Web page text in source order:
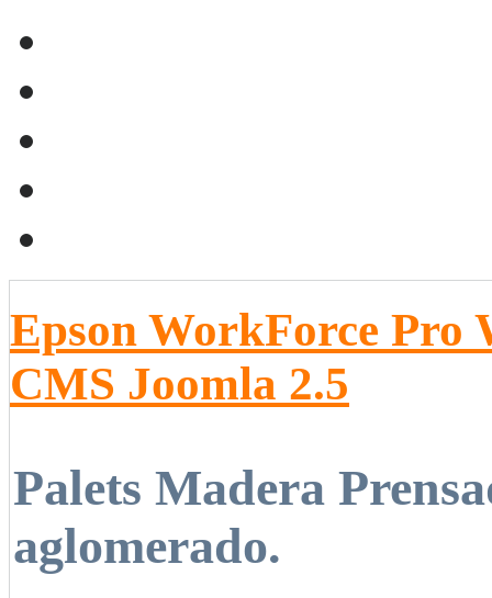
Epson WorkForce Pro
CMS Joomla 2.5
Palets Madera
aglomerado.